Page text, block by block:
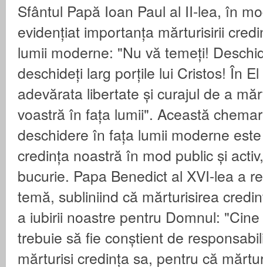
Sfântul Papă Ioan Paul al II-lea, în
evidențiat importanța mărturisirii
lumii moderne: "Nu vă temeți!
deschideți larg porțile lui Cristos! În
adevărata libertate și curajul de a
voastră în fața lumii". Această
deschidere în fața lumii moderne
credința noastră în mod public și
bucurie. Papa Benedict al XVI-lea a
temă, subliniind că mărturisirea
a iubirii noastre pentru Domnul:
trebuie să fie conștient de
mărturisi credința sa, pentru că